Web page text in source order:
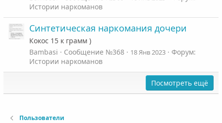
Истории наркоманов
Синтетическая наркомания дочери
Кокос 15 к грамм )
Bambasi
Сообщение №368 18 Янв 2023
Форум:
Истории наркоманов
Посмотреть ещё
Пользователи